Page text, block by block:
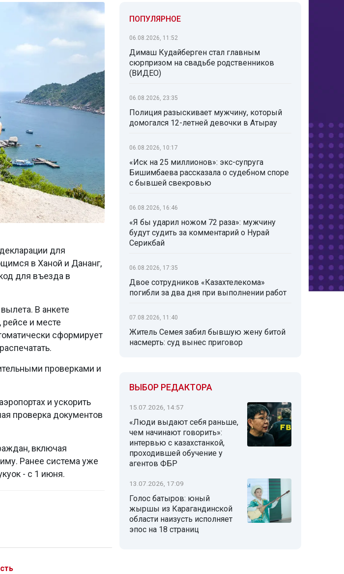
для
в Ханой и Дананг,
для въезда в
В анкете
и месте
сформирует
проверками и
и ускорить
проверка документов
включая
Ранее система уже
- с 1 июня.
ПОПУЛЯРНОЕ
06.08.2026, 11:52
Димаш Кудайберген стал главным
сюрпризом на свадьбе родственников
(ВИДЕО)
06.08.2026, 23:35
Полиция разыскивает мужчину, который
домогался 12-летней девочки в Атырау
06.08.2026, 10:17
«Иск на 25 миллионов»: экс-супруга
Бишимбаева рассказала о судебном споре
с бывшей свекровью
06.08.2026, 16:46
«Я бы ударил ножом 72 раза»: мужчину
будут судить за комментарий о Нурай
Серикбай
06.08.2026, 17:35
Двое сотрудников «Казахтелекома»
погибли за два дня при выполнении работ
07.08.2026, 11:40
Житель Семея забил бывшую жену битой
насмерть: суд вынес приговор
ВЫБОР РЕДАКТОРА
15.07.2026, 14:57
«Люди выдают себя раньше,
чем начинают говорить»:
интервью с казахстанкой,
проходившей обучение у
агентов ФБР
13.07.2026, 17:09
Голос батыров: юный
жыршы из Карагандинской
области наизусть исполняет
эпос на 18 страниц